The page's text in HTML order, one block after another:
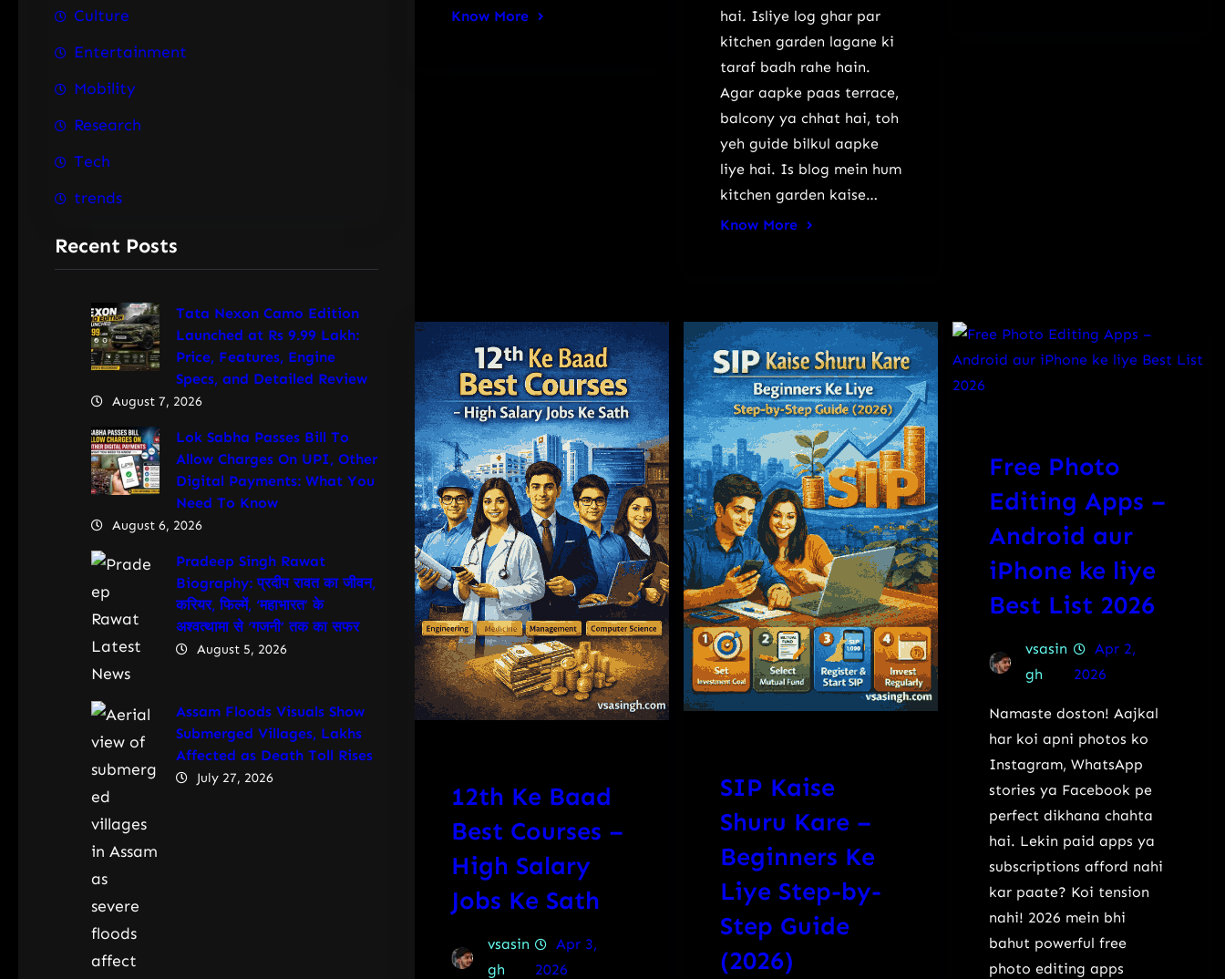
Culture
Entertainment
Mobility
Research
Tech
trends
Recent Posts
Tata Nexon Camo Edition
Launched at Rs 9.99 Lakh:
Price, Features, Engine
Specs, and Detailed Review
August 7, 2026
Lok Sabha Passes Bill To
Allow Charges On UPI, Other
Digital Payments: What You
Need To Know
August 6, 2026
Pradeep Singh Rawat
Biography: प्रदीप रावत का जीवन,
करियर, फिल्में, ‘महाभारत’ के
अश्वत्थामा से ‘गजनी’ तक का सफर
August 5, 2026
Assam Floods Visuals Show
Submerged Villages, Lakhs
Affected as Death Toll Rises
July 27, 2026
Know More
hai. Isliye log ghar par
kitchen garden lagane ki
taraf badh rahe hain.
Agar aapke paas terrace,
balcony ya chhat hai, toh
yeh guide bilkul aapke
liye hai. Is blog mein hum
kitchen garden kaise…
Know More
12th Ke Baad
Best Courses –
High Salary
Jobs Ke Sath
vsasin
gh
Apr 3,
2026
SIP Kaise
Shuru Kare –
Beginners Ke
Liye Step-by-
Step Guide
(2026)
Free Photo
Editing Apps –
Android aur
iPhone ke liye
Best List 2026
vsasin
gh
Apr 2,
2026
Namaste doston! Aajkal
har koi apni photos ko
Instagram, WhatsApp
stories ya Facebook pe
perfect dikhana chahta
hai. Lekin paid apps ya
subscriptions afford nahi
kar paate? Koi tension
nahi! 2026 mein bhi
bahut powerful free
photo editing apps